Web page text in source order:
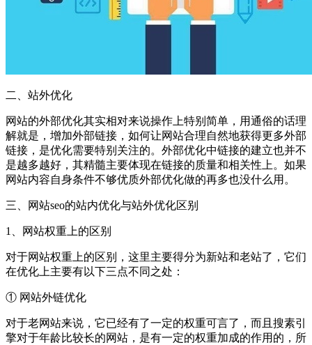
二、站外优化
网站的外部优化其实相对来说操作上特别简单，用通俗的话理
解就是，增加外部链接，如何让网站合理自然地获得更多外部
链接，是优化需要特别关注的。外部优化中链接的建立也并不
是越多越好，其精髓主要体现在链接的质量和相关性上。如果
网站内容自身条件不够优质外部优化做的再多也没什么用。
三、网站seo的站内优化与站外优化区别
1、网站权重上的区别
对于网站权重上的区别，这里主要得分为新站和老站了，它们
在优化上主要有以下三点不同之处：
① 网站外链优化
对于老网站来说，它已经有了一定的权重可言了，而且搜素引
擎对于年龄比较长的网站，是有一定的权重加成的作用的，所